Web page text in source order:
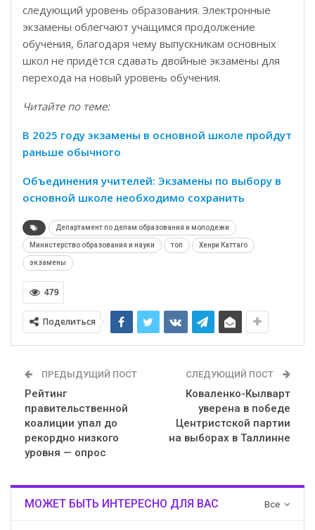
следующий уровень образования. Электронные
экзамены облегчают учащимся продолжение
обучения, благодаря чему выпускникам основных
школ не придётся сдавать двойные экзамены для
перехода на новый уровень обучения.
Читайте по теме:
В 2025 году экзамены в основной школе пройдут
раньше обычного
Объединения учителей: Экзамены по выбору в
основной школе необходимо сохранить
Департамент по делам образования и молодежи
Министерство образования и науки топ Хенри Каттаго
экзамены
479
Поделиться
ПРЕДЫДУЩИЙ ПОСТ
Рейтинг
правительственной
коалиции упал до
рекордно низкого
уровня — опрос
СЛЕДУЮЩИЙ ПОСТ
Коваленко-Кылварт
уверена в победе
Центристской партии
на выборах в Таллинне
Все
МОЖЕТ БЫТЬ ИНТЕРЕСНО ДЛЯ ВАС